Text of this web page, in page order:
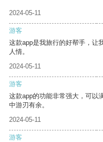
2024-05-11
游客
这款app是我旅行的好帮手，让
人情。
2024-05-11
游客
这款app的功能非常强大，可以
中游刃有余。
2024-05-11
游客